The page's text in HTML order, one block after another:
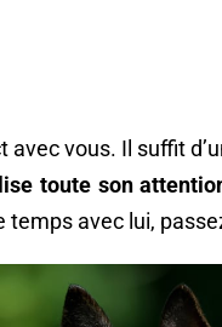
vous. Il suffit
toute son
temps avec lui,